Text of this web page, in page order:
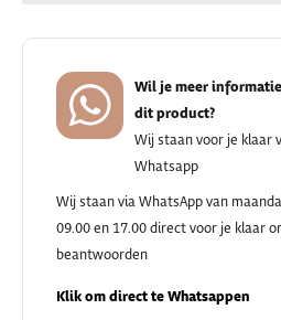
Wil je meer
dit product?
Wij staan voor je klaar
Whatsapp
Wij staan via WhatsApp van
09.00 en 17.00 direct voor je klaar
beantwoorden
Klik om direct te Whatsappen